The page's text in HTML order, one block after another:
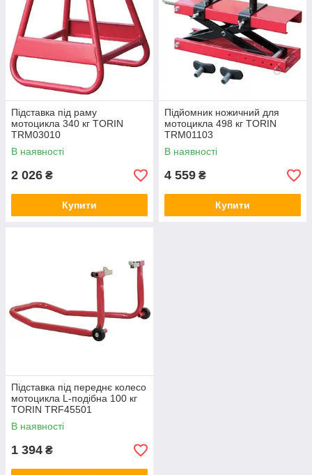
Підставка під раму
мотоцикла 340 кг TORIN
TRM03010
В наявності
2 026 ₴
Купити
Підйомник ножичний для
мотоцикла 498 кг TORIN
TRM01103
В наявності
4 559 ₴
Купити
Підставка під переднє колесо
мотоцикла L-подібна 100 кг
TORIN TRF45501
В наявності
1 394 ₴